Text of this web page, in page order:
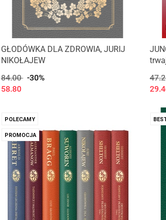
GŁODÓWKA DLA ZDROWIA, JURIJ
NIKOŁAJEW
84.00
-30%
58.80
POLECAMY
PROMOCJA